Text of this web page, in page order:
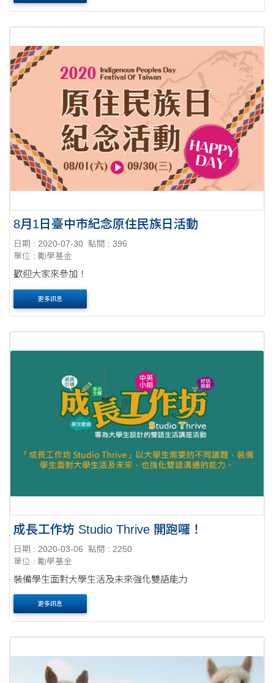
8月1日臺中市紀念原住民族日活動
日期 : 2020-07-30 點閱 : 396
單位 : 勵學基金
歡迎大家來參加！
更多訊息
成長工作坊 Studio Thrive 開跑囉！
日期 : 2020-03-06
點閱 : 2250
單位 : 勵學基金
裝備學生面對大學生活及未來強化雙語能力
更多訊息